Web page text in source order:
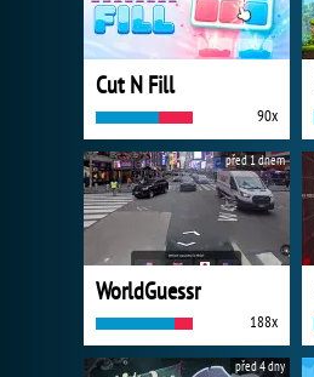
Cut N Fill
90x
WorldGuessr
188x
před 1 dnem
před 4 dny